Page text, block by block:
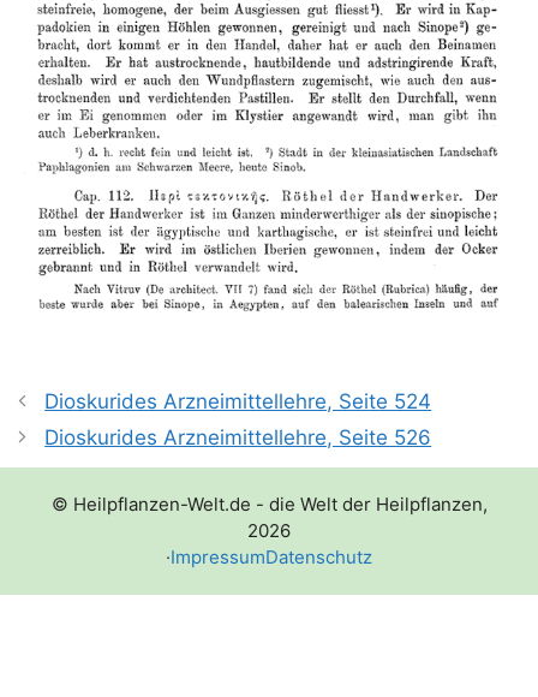
Dioskurides Arzneimittellehre, Seite 524
Dioskurides Arzneimittellehre, Seite 526
© Heilpflanzen-Welt.de - die Welt der Heilpflanzen,
2026
·ImpressumDatenschutz